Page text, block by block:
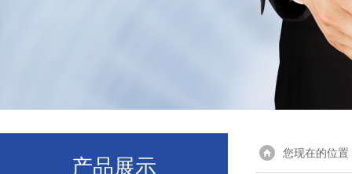
产品展示
您现在的位置